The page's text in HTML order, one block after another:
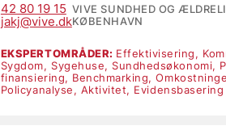
42 80 19 15
jakj@vive.dk
VIVE SUNDHED OG
KØBENHAVN
EKSPERTOMRÅDER: Effektivisering,
Sygdom, Sygehuse, Sundhedsøkonomi,
finansiering, Benchmarking,
Policyanalyse, Aktivitet, Evidensbasering